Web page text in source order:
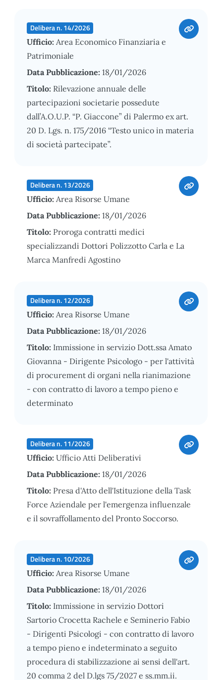
Delibera n. 14/2026
Ufficio: Area Economico Finanziaria e
Patrimoniale
Data Pubblicazione: 18/01/2026
Titolo: Rilevazione annuale delle
partecipazioni societarie possedute
dall’A.O.U.P. “P. Giaccone” di Palermo ex art.
20 D. Lgs. n. 175/2016 “Testo unico in materia
di società partecipate”.
Delibera n. 13/2026
Ufficio: Area Risorse Umane
Data Pubblicazione: 18/01/2026
Titolo: Proroga contratti medici
specializzandi Dottori Polizzotto Carla e La
Marca Manfredi Agostino
Delibera n. 12/2026
Ufficio: Area Risorse Umane
Data Pubblicazione: 18/01/2026
Titolo: Immissione in servizio Dott.ssa Amato
Giovanna - Dirigente Psicologo - per l'attività
di procurement di organi nella rianimazione
- con contratto di lavoro a tempo pieno e
determinato
Delibera n. 11/2026
Ufficio: Ufficio Atti Deliberativi
Data Pubblicazione: 18/01/2026
Titolo: Presa d'Atto dell'Istituzione della Task
Force Aziendale per l'emergenza influenzale
e il sovraffollamento del Pronto Soccorso.
Delibera n. 10/2026
Ufficio: Area Risorse Umane
Data Pubblicazione: 18/01/2026
Titolo: Immissione in servizio Dottori
Sartorio Crocetta Rachele e Seminerio Fabio
- Dirigenti Psicologi - con contratto di lavoro
a tempo pieno e indeterminato a seguito
procedura di stabilizzazione ai sensi dell'art.
20 comma 2 del D.lgs 75/2027 e ss.mm.ii.